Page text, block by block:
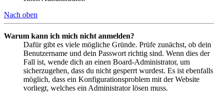
Nach oben
Warum kann ich mich nicht anmelden?
Dafür gibt es viele mögliche Gründe. Prüfe zunächst, ob dein
Benutzername und dein Passwort richtig sind. Wenn dies der
Fall ist, wende dich an einen Board-Administrator, um
sicherzugehen, dass du nicht gesperrt wurdest. Es ist ebenfalls
möglich, dass ein Konfigurationsproblem mit der Website
vorliegt, welches ein Administrator lösen muss.